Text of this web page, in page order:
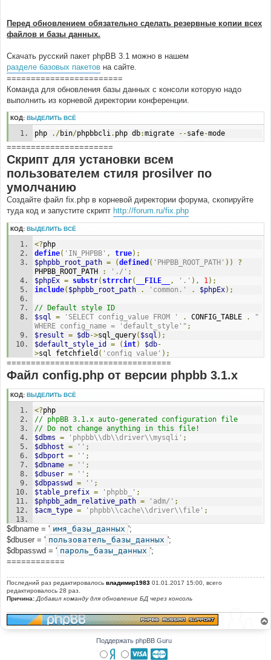
Перед обновлением обязательно сделать резервные копии всех
файлов и базы данных.
Скачать русский пакет phpBB 3.1 можно в нашем
разделе базовых пакетов на сайте.
========================
Команда для обновления базы данных с консоли которую надо
выполнить из корневой директории конференции.
КОД: ВЫДЕЛИТЬ ВСЁ
php ./bin/phpbbcli. php db:migrate --safe-mode
======================
Скрипт для установки всем
пользователем стиля prosilver по
умолчанию
Создайте файл fix.php в корневой директории форума, скопируйте
туда код и запустите скрипт http://forum.ru/fix.php
КОД: ВЫДЕЛИТЬ ВСЁ
<?php
define( 'IN_PHPBB' , true);
$phpbb_root_path = (defined ( 'PHPBB_ROOT_PATH' ))
?
PHPBB_ROOT_PATH
: './' ;
$phpEx = substr( strrchr( __FILE__ , '.' ), 1);
include( $phpbb_root_path . 'common.' . $phpEx);
// Default style ID
$sql = 'SELECT config_value FROM ' . CONFIG_TABLE .
"
WHERE config_name = 'default_style'" ;
$result = $db->sql_query( $sql );
$default_style_id
= (int) $db-
>sql_fetchfield ( 'config_value' );
$db->sql_freeresult($result);
// Default style name
$sql = 'SELECT style_name FROM ' . STYLES_TABLE . '
WHERE style_id = '
$result
$default_style_name = $db-
> sql_fetchfield( 'style_name' );
$db-> sql_freeresult ( $result );
// Active styles
$sql =
'SELECT style_id, style_name, style_active
FROM '
. STYLES_TABLE
$result = $db ->
while
$row = $db ->sql_fetchrow
{
$styles_list[] = $row;
$db->sql_freeresult($result);
echo 'Default style: ' . $default_style_name
$default_style_id
$exists = file_exists('./styles/' .
$default_style_name
{
echo 'Default style exists, no work to be done.'
==================================
Файл config.php от версии phpbb 3.1.x
КОД: ВЫДЕЛИТЬ ВСЁ
<?php
// phpBB 3.1.x auto-generated configuration file
// Do not change anything in this file!
$dbms = 'phpbb\\db\\driver\\mysqli' ;
$dbhost = '' ;
$dbport = '' ;
$dbname = '' ;
$dbuser = '' ;
$dbpasswd
= '' ;
$table_prefix = 'phpbb_' ;
$phpbb_adm_relative_path = 'adm/' ;
$acm_type = 'phpbb\\cache\\driver\\file' ;
@define( 'PHPBB_INSTALLED'
//@define('DEBUG', true);
//@define('PHPBB_DISPLAY_LOAD_TIME', true);
$dbname = ' имя_базы_данных ';
$dbuser = ' пользователь_базы_данных ';
$dbpasswd = ' пароль_базы_данных ';
============
Последний раз редактировалось владимир1983 01.01.2017 15:00, всего
редактировалось 28 раз.
Причина: Добавил команду для обновление БД через консоль
Поддержать phpBB Guru